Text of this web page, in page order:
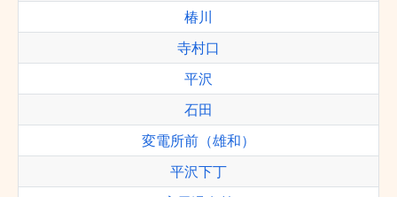
椿川
寺村口
平沢
石田
変電所前（雄和）
平沢下丁